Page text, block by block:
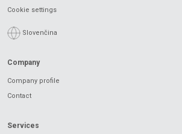
Cookie settings
Slovenčina
Company
Company profile
Contact
Services